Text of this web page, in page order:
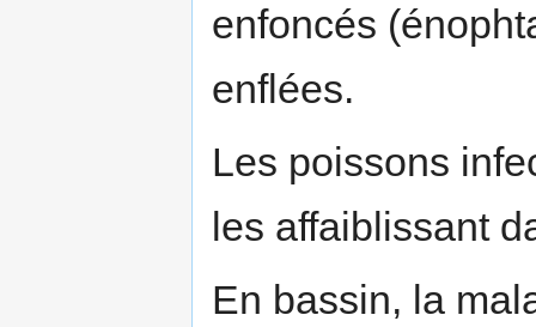
enfoncés
enflées.
Les poissons
les affaiblissant
En bassin, la